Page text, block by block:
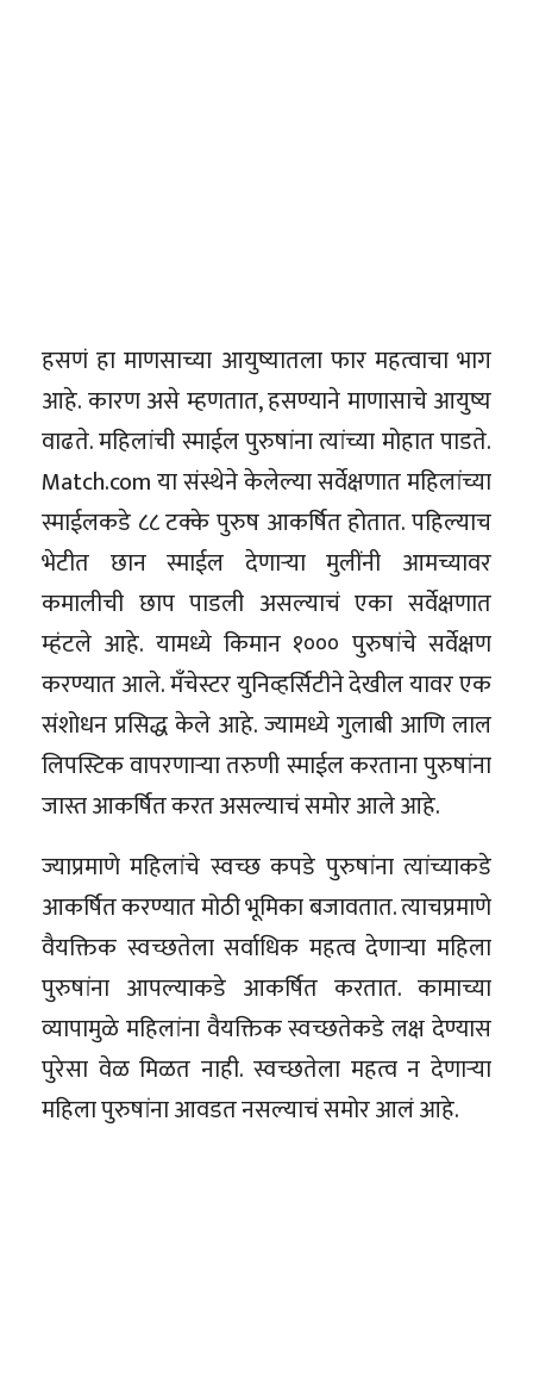
हसणं हा माणसाच्या आयुष्यातला फार महत्वाचा भाग
आहे. कारण असे म्हणतात, हसण्याने माणासाचे आयुष्य
वाढते. महिलांची स्माईल पुरुषांना त्यांच्या मोहात पाडते.
Match.com या संस्थेने केलेल्या सर्वेक्षणात महिलांच्या
स्माईलकडे ८८ टक्के पुरुष आकर्षित होतात. पहिल्याच
भेटीत छान स्माईल देणाऱ्या मुलींनी आमच्यावर
कमालीची छाप पाडली असल्याचं एका सर्वेक्षणात
म्हंटले आहे. यामध्ये किमान १००० पुरुषांचे सर्वेक्षण
करण्यात आले. मॅंचेस्टर युनिव्हर्सिटीने देखील यावर एक
संशोधन प्रसिद्ध केले आहे. ज्यामध्ये गुलाबी आणि लाल
लिपस्टिक वापरणार्‍या तरुणी स्माईल करताना पुरुषांना
जास्त आकर्षित करत असल्याचं समोर आले आहे.
ज्याप्रमाणे महिलांचे स्वच्छ कपडे पुरुषांना त्यांच्याकडे
आकर्षित करण्यात मोठी भूमिका बजावतात. त्याचप्रमाणे
वैयक्तिक स्वच्छतेला सर्वाधिक महत्व देणार्‍या महिला
पुरुषांना आपल्याकडे आकर्षित करतात. कामाच्या
व्यापामुळे महिलांना वैयक्तिक स्वच्छतेकडे लक्ष देण्यास
पुरेसा वेळ मिळत नाही. स्वच्छतेला महत्व न देणार्‍या
महिला पुरुषांना आवडत नसल्याचं समोर आलं आहे.